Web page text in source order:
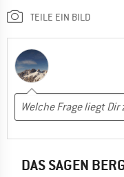
TEILE EIN BILD
DAS SAGEN